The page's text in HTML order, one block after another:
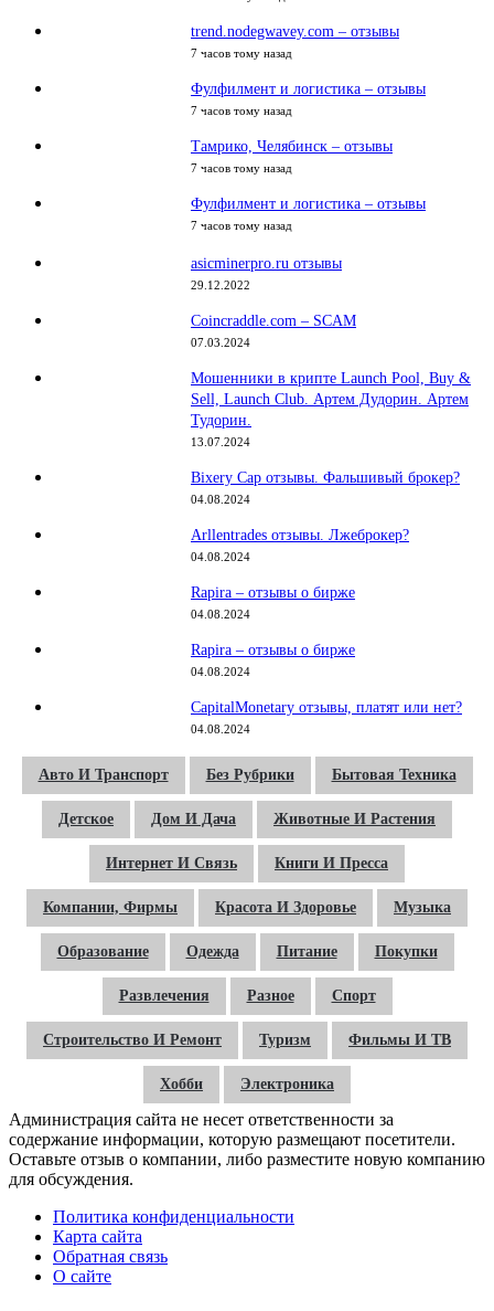
trend.nodegwavey.com – отзывы
7 часов тому назад
Фулфилмент и логистика – отзывы
7 часов тому назад
Тамрико, Челябинск – отзывы
7 часов тому назад
Фулфилмент и логистика – отзывы
7 часов тому назад
asicminerpro.ru отзывы
29.12.2022
Coincraddle.com – SCAM
07.03.2024
Мошенники в крипте Launch Pool, Buy &
Sell, Launch Club. Артем Дудорин. Артем
Тудорин.
13.07.2024
Bixery Cap отзывы. Фальшивый брокер?
04.08.2024
Arllentrades отзывы. Лжеброкер?
04.08.2024
Rapira – отзывы о бирже
04.08.2024
Rapira – отзывы о бирже
04.08.2024
CapitalMonetary отзывы, платят или нет?
04.08.2024
Авто И Транспорт Без Рубрики Бытовая Техника
Детское Дом И Дача Животные И Растения
Интернет И Связь Книги И Пресса
Компании, Фирмы Красота И Здоровье Музыка
Образование Одежда Питание Покупки
Развлечения Разное Спорт
Строительство И Ремонт Туризм Фильмы И ТВ
Хобби Электроника
Администрация сайта не несет ответственности за
содержание информации, которую размещают посетители.
Оставьте отзыв о компании, либо разместите новую компанию
для обсуждения.
Политика конфиденциальности
Карта сайта
Обратная связь
О сайте